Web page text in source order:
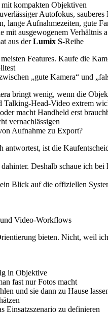
kompakten Objektiven
Autofokus,
lange Aufnahmezeiten, gute
mit ausgewogenem Verhältnis
aus derLumix S-Reihe
Features. Kaufe die
„gute Kamera“ und
bringt wenig, wenn die
Talking-Head-Video extrem
macht Handheld erst
vernachlässigen
Aufnahme zu Export?
ist die
Deshalb schaue ich bei
Blick auf die offiziellen
Video-Workflows
bieten. Nicht, weil
in Objektive
fast nur Fotos macht
und sie dann zu Hause
Einsatzszenario zu definieren